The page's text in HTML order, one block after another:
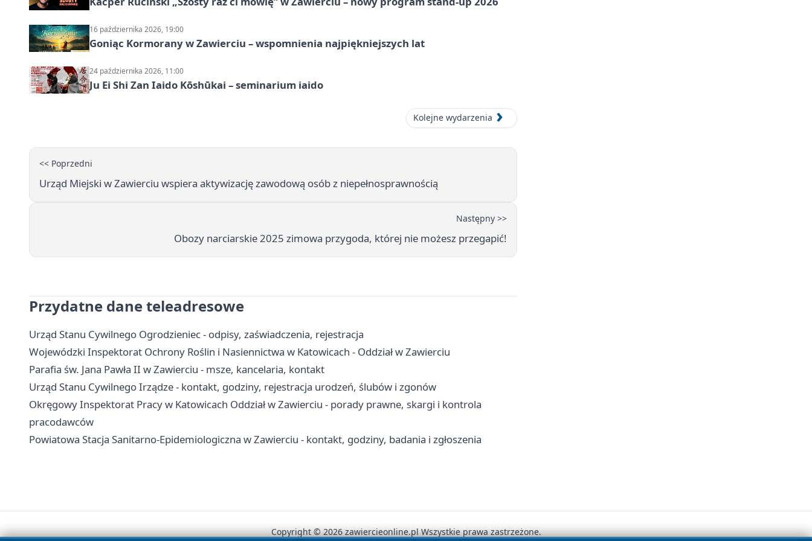
16 października 2026, 19:00
Goniąc Kormorany w Zawierciu – wspomnienia najpiękniejszych lat
24 października 2026, 11:00
Ju Ei Shi Zan Iaido Kōshūkai – seminarium iaido
Kolejne wydarzenia
<< Poprzedni
Urząd Miejski w Zawierciu wspiera aktywizację zawodową osób z niepełnosprawnością
Następny >>
Obozy narciarskie 2025 zimowa przygoda, której nie możesz przegapić!
Przydatne dane teleadresowe
Urząd Stanu Cywilnego Ogrodzieniec - odpisy, zaświadczenia, rejestracja
Wojewódzki Inspektorat Ochrony Roślin i Nasiennictwa w Katowicach - Oddział w Zawierciu
Parafia św. Jana Pawła II w Zawierciu - msze, kancelaria, kontakt
Urząd Stanu Cywilnego Irządze - kontakt, godziny, rejestracja urodzeń, ślubów i zgonów
Okręgowy Inspektorat Pracy w Katowicach Oddział w Zawierciu - porady prawne, skargi i kontrola
pracodawców
Powiatowa Stacja Sanitarno-Epidemiologiczna w Zawierciu - kontakt, godziny, badania i zgłoszenia
Copyright © 2026 zawiercieonline.pl Wszystkie prawa zastrzeżone.